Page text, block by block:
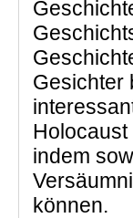
Gesichter
indem
können.